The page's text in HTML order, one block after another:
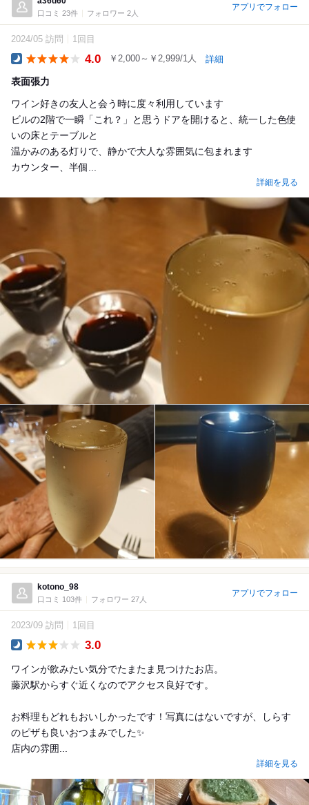
口コミ 23件 フォロワー 2人
アプリでフォロー
2024/05 訪問 1回目
4.0 ￥2,000～￥2,999/1人 詳細
表面張力
ワイン好きの友人と会う時に度々利用しています
ビルの2階で一瞬「これ？」と思うドアを開けると、統一した色使
いの床とテーブルと
温かみのある灯りで、静かで大人な雰囲気に包まれます
カウンター、半個...
詳細を見る
kotono_98
口コミ 103件 フォロワー 27人
アプリでフォロー
2023/09 訪問 1回目
3.0
ワインが飲みたい気分でたまたま見つけたお店。
藤沢駅からすぐ近くなのでアクセス良好です。
お料理もどれもおいしかったです！写真にはないですが、しらす
のピザも良いおつまみでした✨️
店内の雰囲...
詳細を見る